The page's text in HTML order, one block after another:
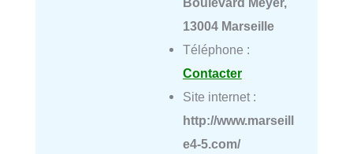
13004 Marseille
Téléphone :
Contacter
Site internet :
http://www.marseill
e4-5.com/